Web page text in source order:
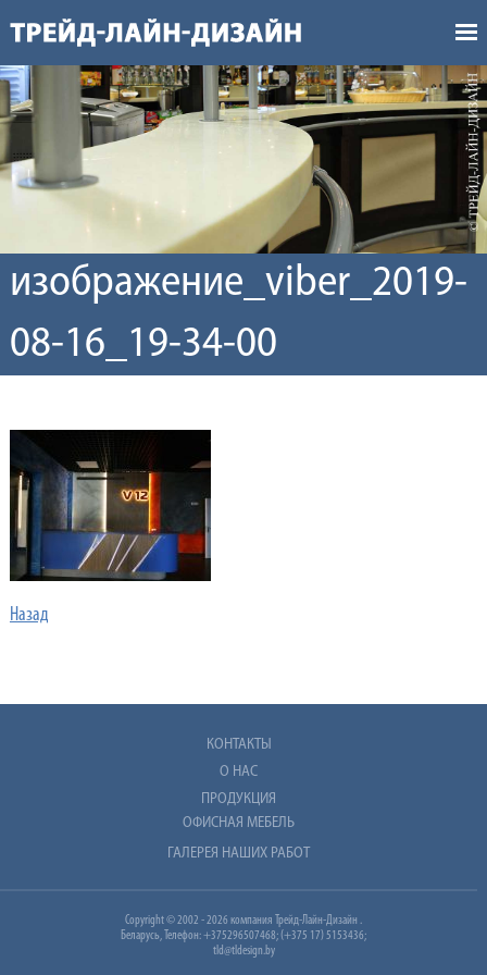
изображение_viber_2019-
08-16_19-34-00
Назад
КОНТАКТЫ
О НАС
ПРОДУКЦИЯ
ОФИСНАЯ МЕБЕЛЬ
ГАЛЕРЕЯ НАШИХ РАБОТ
Copyright © 2002 - 2026 компания Трейд-Лайн-Дизайн .
Беларусь, Телефон: +375296507468; (+375 17) 5153436;
tld@tldesign.by